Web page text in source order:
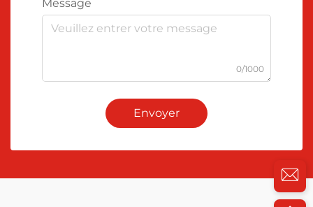
Message
0/1000
Envoyer